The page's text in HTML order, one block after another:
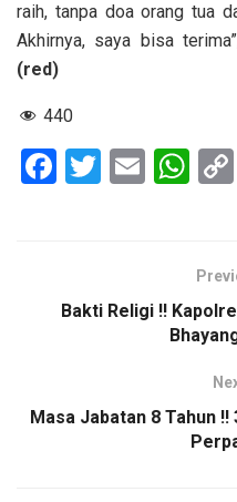
raih, tanpa doa orang tua
Akhirnya, saya bisa
(red)
440
F
o
T
E
W
s
A
p
Bakti Religi !!
Masa Jabatan 8 Tahun